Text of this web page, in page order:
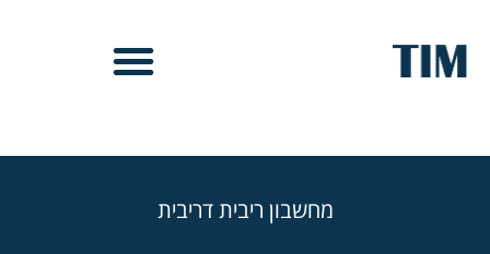
מחשבון ריבית דריבית